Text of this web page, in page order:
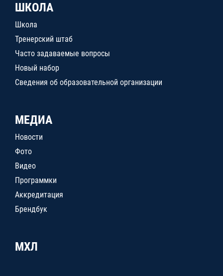
ШКОЛА
Школа
Тренерский штаб
Часто задаваемые вопросы
Новый набор
Сведения об образовательной организации
МЕДИА
Новости
Фото
Видео
Программки
Аккредитация
Брендбук
МХЛ